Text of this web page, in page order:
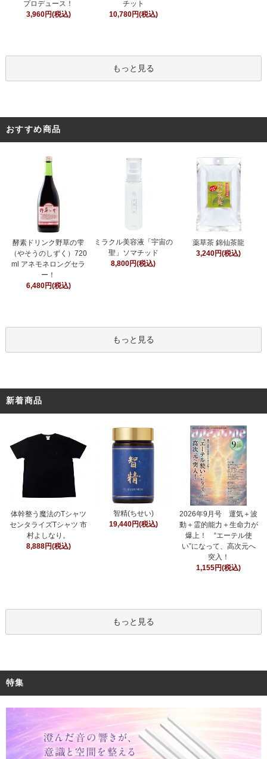
プロデュース！
3,960円(税込)
チット
10,780円(税込)
もっと見る
おすすめ商品
酵素ドリンク野草の雫
（やそうのしずく）720
ml アネモネロングセラ
ー！
6,480円(税込)
ミラクル美容液「宇宙の
聖」ソマチッド
8,800円(税込)
薬草茶 錦仙茶龍
3,240円(税込)
もっと見る
新着商品
体幹整う魔法のTシャツ
センタライズTシャツ 市
村よしなり。
8,888円(税込)
智精(ちせい)
19,440円(税込)
2026年9月号 運気＋波
動＋霊的能力＋生命力が
爆上！ “エーテル使
い”になって、高次元へ
突入！
1,155円(税込)
もっと見る
特集